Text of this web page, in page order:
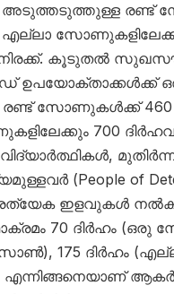
അടുത്തടുത്തുള്ള രണ്ട്
എല്ലാ
കൂടുതൽ
ഉപയോക്താക്കൾക്ക്
രണ്ട് സോണുകൾക്ക് 460
700
മുതിർന്ന
(People of
ഇളവുകൾ
70 ദിർഹം (ഒരു
175 ദിർഹം